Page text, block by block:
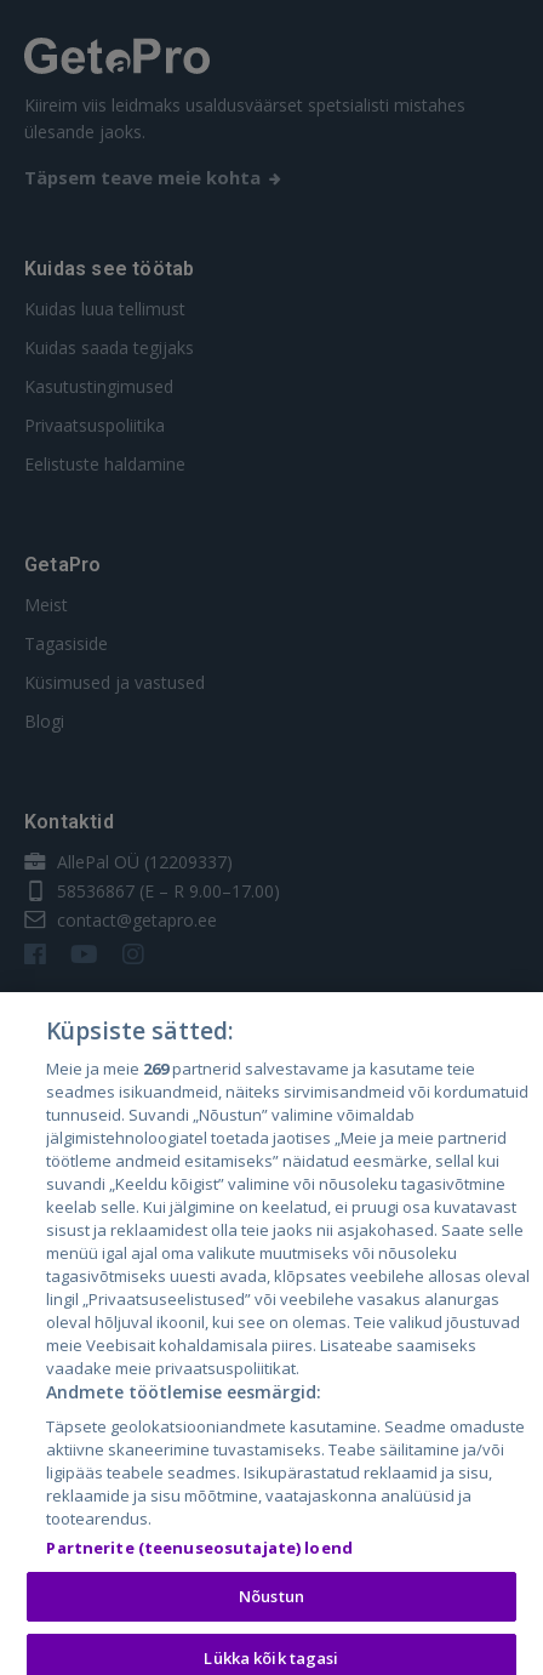
Unustasite parooli?
FACEBOOK
GOOGLE
Ei ole veel registreerunud?
Kiireim viis leidmaks usaldusväärset spetsialisti mistahes
ülesande jaoks.
Täpsem teave meie kohta
Kuidas see töötab
Kuidas luua tellimust
Kuidas saada tegijaks
Kasutustingimused
Privaatsuspoliitika
Eelistuste haldamine
GetaPro
Meist
Tagasiside
Küsimused ja vastused
Blogi
Kontaktid
AllePal OÜ (12209337)
58536867 (E – R 9.00–17.00)
contact@getapro.ee
Riigid
Eesti
Läti
Leedu
City24.lv
City24.ee
GetaPro.lv
GetaPro.ee
Skelbiu.lt
Autoplius.lt
Aruodas.lt
CVbankas.lt
Kainos.lt
Paslaugos.lt
auto24.ee
Osta.ee
KuldneBörs.ee
Küpsiste sätted:
Meie ja meie 269partnerid salvestavame ja kasutame teie
seadmes isikuandmeid, näiteks sirvimisandmeid või kordumatuid
tunnuseid. Suvandi „Nõustun” valimine võimaldab
jälgimistehnoloogiatel toetada jaotises „Meie ja meie partnerid
töötleme andmeid esitamiseks” näidatud eesmärke, sellal kui
suvandi „Keeldu kõigist” valimine või nõusoleku tagasivõtmine
keelab selle. Kui jälgimine on keelatud, ei pruugi osa kuvatavast
sisust ja reklaamidest olla teie jaoks nii asjakohased. Saate selle
menüü igal ajal oma valikute muutmiseks või nõusoleku
tagasivõtmiseks uuesti avada, klõpsates veebilehe allosas oleval
lingil „Privaatsuseelistused” või veebilehe vasakus alanurgas
oleval hõljuval ikoonil, kui see on olemas. Teie valikud jõustuvad
meie Veebisait kohaldamisala piires. Lisateabe saamiseks
vaadake meie privaatsuspoliitikat.
Andmete töötlemise eesmärgid:
Täpsete geolokatsiooniandmete kasutamine. Seadme omaduste
aktiivne skaneerimine tuvastamiseks. Teabe säilitamine ja/või
ligipääs teabele seadmes. Isikupärastatud reklaamid ja sisu,
reklaamide ja sisu mõõtmine, vaatajaskonna analüüsid ja
tootearendus.
Partnerite (teenuseosutajate) loend
Nõustun
Lükka kõik tagasi